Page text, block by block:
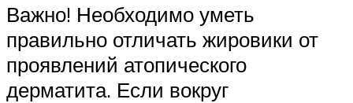
Важно! Необходимо уметь
правильно отличать жировики от
проявлений атопического
дерматита. Если вокруг